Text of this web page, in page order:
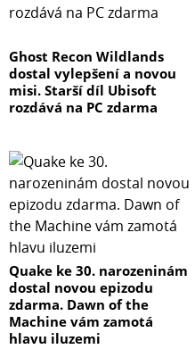
Ghost Recon Wildlands
dostal vylepšení a novou
misi. Starší díl Ubisoft
rozdává na PC zdarma
Quake ke 30. narozeninám
dostal novou epizodu
zdarma. Dawn of the
Machine vám zamotá
hlavu iluzemi